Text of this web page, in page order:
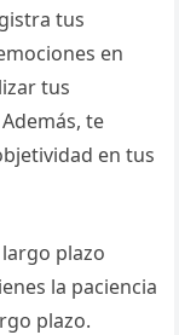
tus
en
tus
te
en tus
plazo
la paciencia
plazo.